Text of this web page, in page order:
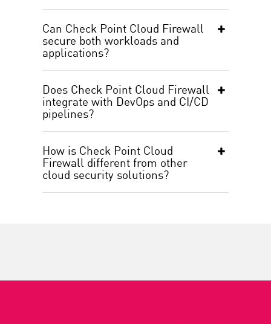
Can Check Point Cloud Firewall
secure both workloads and
applications?
Does Check Point Cloud Firewall
integrate with DevOps and CI/CD
pipelines?
How is Check Point Cloud
Firewall different from other
cloud security solutions?